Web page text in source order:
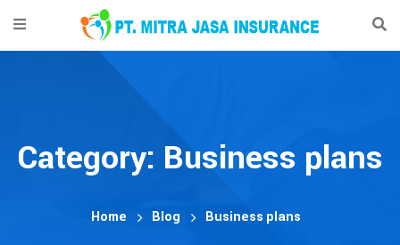
Home
Contact
Category: Business plans
Home Blog Business plans